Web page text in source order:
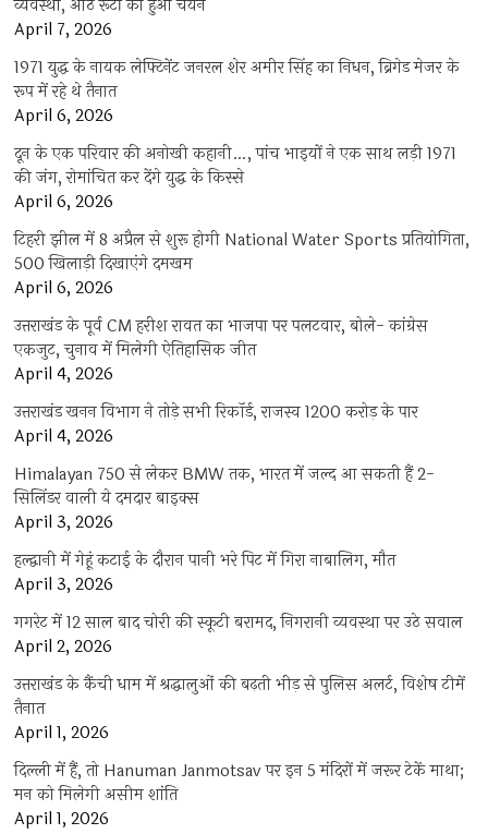
व्यवस्था, आठ रूटों का हुआ चयन
April 7, 2026
1971 युद्ध के नायक लेफ्टिनेंट जनरल शेर अमीर सिंह का निधन, ब्रिगेड मेजर के
रूप में रहे थे तैनात
April 6, 2026
दून के एक परिवार की अनोखी कहानी…, पांच भाइयों ने एक साथ लड़ी 1971
की जंग, रोमांचित कर देंगे युद्ध के किस्से
April 6, 2026
टिहरी झील में 8 अप्रैल से शुरू होगी National Water Sports प्रतियोगिता,
500 खिलाड़ी दिखाएंगे दमखम
April 6, 2026
उत्तराखंड के पूर्व CM हरीश रावत का भाजपा पर पलटवार, बोले- कांग्रेस
एकजुट, चुनाव में मिलेगी ऐतिहासिक जीत
April 4, 2026
उत्तराखंड खनन विभाग ने तोड़े सभी रिकॉर्ड, राजस्व 1200 करोड़ के पार
April 4, 2026
Himalayan 750 से लेकर BMW तक, भारत में जल्द आ सकती हैं 2-
सिलिंडर वाली ये दमदार बाइक्स
April 3, 2026
हल्द्वानी में गेहूं कटाई के दौरान पानी भरे पिट में गिरा नाबालिग, मौत
April 3, 2026
गगरेट में 12 साल बाद चोरी की स्कूटी बरामद, निगरानी व्यवस्था पर उठे सवाल
April 2, 2026
उत्तराखंड के कैंची धाम में श्रद्धालुओं की बढ़ती भीड़ से पुलिस अलर्ट, विशेष टीमें
तैनात
April 1, 2026
दिल्ली में हैं, तो Hanuman Janmotsav पर इन 5 मंदिरों में जरूर टेकें माथा;
मन को मिलेगी असीम शांति
April 1, 2026